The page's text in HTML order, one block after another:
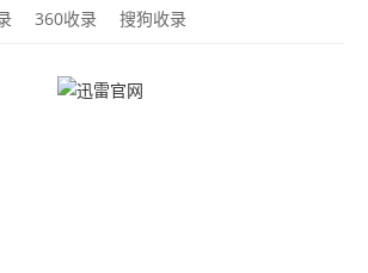
360收录 搜狗收录